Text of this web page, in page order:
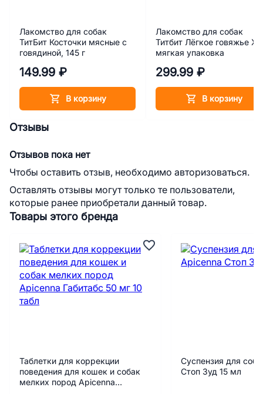
Лакомство для собак
ТитБит Косточки мясные с
говядиной, 145 г
149.99 ₽
В корзину
Лакомство для собак
Титбит Лёгкое говяжье
мягкая упаковка
299.99 ₽
В корзину
Товары этого бренда
Таблетки для коррекции
поведения для кошек и собак
мелких пород Apicenna
Суспензия для
Стоп Зуд 15 мл
Отзывы
Отзывов пока нет
Чтобы оставить отзыв, необходимо авторизоваться.
Оставлять отзывы могут только те пользователи,
которые ранее приобретали данный товар.